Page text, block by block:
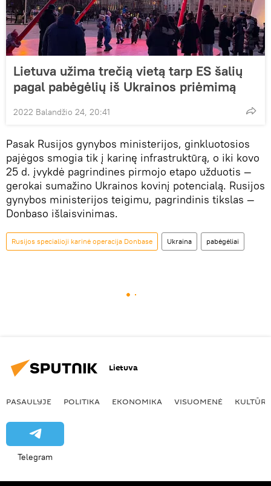
Lietuva užima trečią vietą tarp ES šalių
pagal pabėgėlių iš Ukrainos priėmimą
2022 Balandžio 24, 20:41
Pasak Rusijos gynybos ministerijos, ginkluotosios
pajėgos smogia tik į karinę infrastruktūrą, o iki kovo
25 d. įvykdė pagrindines pirmojo etapo užduotis —
gerokai sumažino Ukrainos kovinį potencialą. Rusijos
gynybos ministerijos teigimu, pagrindinis tikslas —
Donbaso išlaisvinimas.
Rusijos specialioji karinė operacija Donbase Ukraina pabėgėliai
Lietuva
PASAULYJE POLITIKA EKONOMIKA VISUOMENĖ KULTŪRA
Telegram